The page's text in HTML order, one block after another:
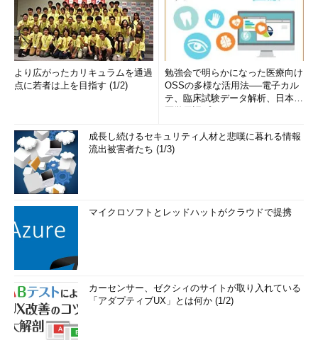
より広がったカリキュラムを通過
点に若者は上を目指す (1/2)
勉強会で明らかになった医療向け
OSSの多様な活用法──電子カル
テ、臨床試験データ解析、日本語
成長し続けるセキュリティ人材と悲嘆に暮れる情報
流出被害者たち (1/3)
マイクロソフトとレッドハットがクラウドで提携
カーセンサー、ゼクシィのサイトが取り入れている
「アダプティブUX」とは何か (1/2)